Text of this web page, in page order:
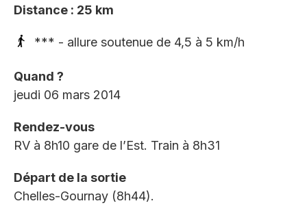
Distance : 25 km
*** - allure soutenue de 4,5 à 5 km/h
Quand ?
jeudi 06 mars 2014
Rendez-vous
RV à 8h10 gare de l’Est. Train à 8h31
Départ de la sortie
Chelles-Gournay (8h44).